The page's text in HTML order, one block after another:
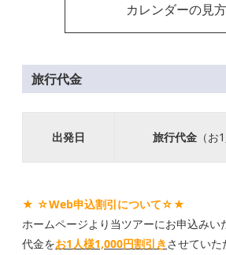
カレンダーの見方
旅行代金
出発日 旅行代金 （お
★ ☆Web申込割引について☆★
ホームページより当ツアーにお申込みい
代金をお1人様1,000円割引きさせていた